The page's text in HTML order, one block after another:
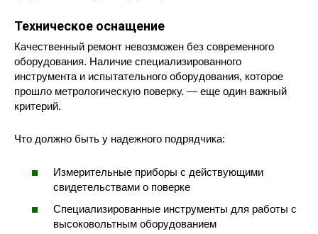
Техническое оснащение
Качественный ремонт невозможен без современного
оборудования. Наличие специализированного
инструмента и испытательного оборудования, которое
прошло метрологическую поверку. — еще один важный
критерий.
Что должно быть у надежного подрядчика:
Измерительные приборы с действующими
свидетельствами о поверке
Специализированные инструменты для работы с
высоковольтным оборудованием